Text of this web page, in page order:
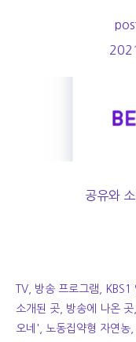
공유와
TV, 방송 프로그램,
소개된 곳, 방송에 나온
오네', 노동집약형 자연농